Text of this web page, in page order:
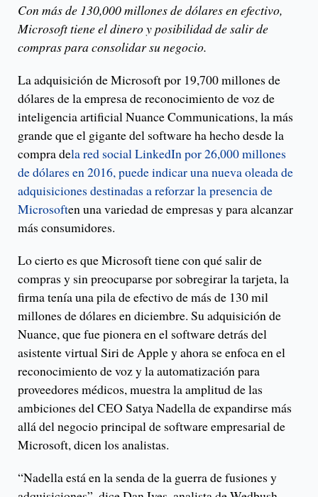
Con más de 130,000 millones de dólares en efectivo,
Microsoft tiene el dinero y posibilidad de salir de
compras para consolidar su negocio.
La adquisición de Microsoft por 19,700 millones de
dólares de la empresa de reconocimiento de voz de
inteligencia artificial Nuance Communications, la más
grande que el gigante del software ha hecho desde la
compra dela red social LinkedIn por 26,000 millones
de dólares en 2016, puede indicar una nueva oleada de
adquisiciones destinadas a reforzar la presencia de
Microsoften una variedad de empresas y para alcanzar
más consumidores.
Lo cierto es que Microsoft tiene con qué salir de
compras y sin preocuparse por sobregirar la tarjeta, la
firma tenía una pila de efectivo de más de 130 mil
millones de dólares en diciembre. Su adquisición de
Nuance, que fue pionera en el software detrás del
asistente virtual Siri de Apple y ahora se enfoca en el
reconocimiento de voz y la automatización para
proveedores médicos, muestra la amplitud de las
ambiciones del CEO Satya Nadella de expandirse más
allá del negocio principal de software empresarial de
Microsoft, dicen los analistas.
“Nadella está en la senda de la guerra de fusiones y